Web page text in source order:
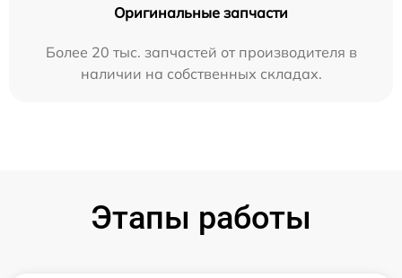
Оригинальные запчасти
Более 20 тыс. запчастей от производителя в
наличии на собственных складах.
Этапы работы